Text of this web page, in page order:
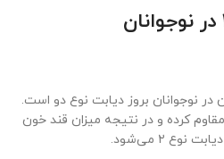
نوجوانان بروز دیابت نوع دو است.
کرده و در نتیجه میزان قند خون
۲ می‌شود.